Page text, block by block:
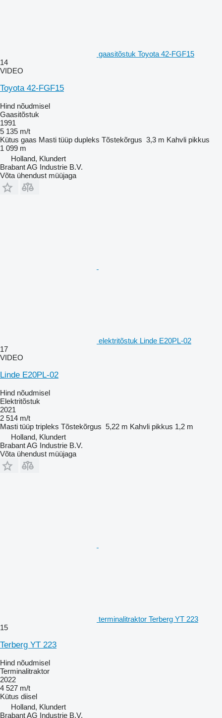
gaasitõstuk Toyota 42-FGF15
14
VIDEO
Toyota 42-FGF15
Hind nõudmisel
Gaasitõstuk
1991
5 135 m/t
Kütus gaas Masti tüüp dupleks Tõstekõrgus 3,3 m Kahvli pikkus
1 099 m
Holland, Klundert
Brabant AG Industrie B.V.
Võta ühendust müüjaga
elektritõstuk Linde E20PL-02
17
VIDEO
Linde E20PL-02
Hind nõudmisel
Elektritõstuk
2021
2 514 m/t
Masti tüüp tripleks Tõstekõrgus 5,22 m Kahvli pikkus 1,2 m
Holland, Klundert
Brabant AG Industrie B.V.
Võta ühendust müüjaga
terminalitraktor Terberg YT 223
15
Terberg YT 223
Hind nõudmisel
Terminalitraktor
2022
4 527 m/t
Kütus diisel
Holland, Klundert
Brabant AG Industrie B.V.